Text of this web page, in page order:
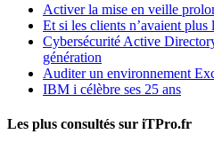
Activer la mise en veille
Et si les clients n’avaient plus
Cybersécurité Active
génération
Auditer un environnement
IBM i célèbre ses 25 ans
Les plus consultés sur iTPro.fr